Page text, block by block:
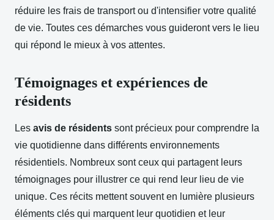
réduire les frais de transport ou d'intensifier votre qualité
de vie. Toutes ces démarches vous guideront vers le lieu
qui répond le mieux à vos attentes.
Témoignages et expériences de
résidents
Les avis de résidents sont précieux pour comprendre la
vie quotidienne dans différents environnements
résidentiels. Nombreux sont ceux qui partagent leurs
témoignages pour illustrer ce qui rend leur lieu de vie
unique. Ces récits mettent souvent en lumière plusieurs
éléments clés qui marquent leur quotidien et leur